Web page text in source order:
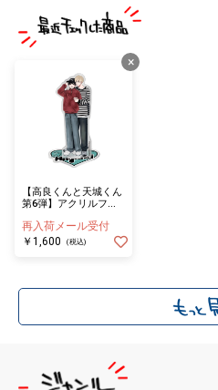
×
【高良くんと天城くん
第6弾】アクリルフィ
くん
再入荷メール受付
￥1,600
(税込)